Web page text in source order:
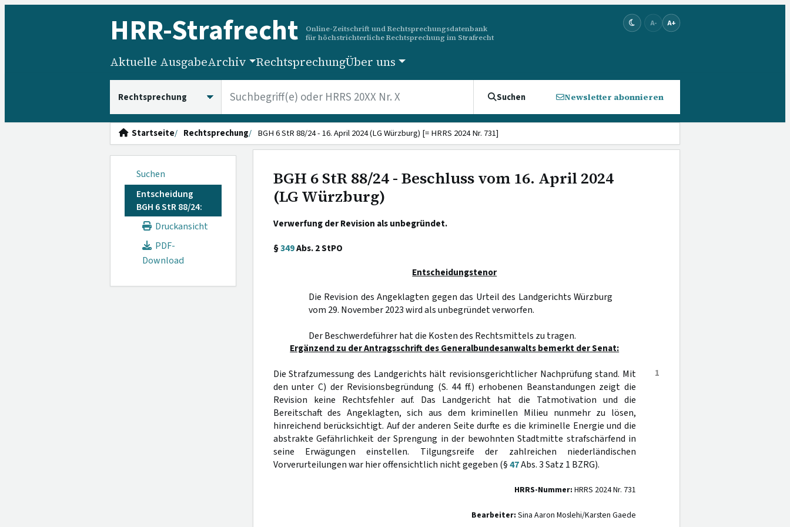
HRR-Strafrecht
Online-Zeitschrift und Rechtsprechungsdatenbank
für höchstrichterliche Rechtsprechung im Strafrecht
A- A+
Aktuelle AusgabeArchiv RechtsprechungÜber uns
Suchen Newsletter abonnieren
Startseite Rechtsprechung BGH 6 StR 88/24 - 16. April 2024 (LG Würzburg) [= HRRS 2024 Nr. 731]
Suchen
Entscheidung
BGH 6 StR 88/24:
Druckansicht
PDF-
Download
BGH 6 StR 88/24 - Beschluss vom 16. April 2024
(LG Würzburg)
Verwerfung der Revision als unbegründet.
§349Abs. 2 StPO
Entscheidungstenor
Die Revision des Angeklagten gegen das Urteil des Landgerichts Würzburg
vom 29. November 2023 wird als unbegründet verworfen.
Der Beschwerdeführer hat die Kosten des Rechtsmittels zu tragen.
Ergänzend zu der Antragsschrift des Generalbundesanwalts bemerkt der Senat:
1
Die Strafzumessung des Landgerichts hält revisionsgerichtlicher Nachprüfung stand. Mit
den unter C) der Revisionsbegründung (S. 44 ff.) erhobenen Beanstandungen zeigt die
Revision keine Rechtsfehler auf. Das Landgericht hat die Tatmotivation und die
Bereitschaft des Angeklagten, sich aus dem kriminellen Milieu nunmehr zu lösen,
hinreichend berücksichtigt. Auf der anderen Seite durfte es die kriminelle Energie und die
abstrakte Gefährlichkeit der Sprengung in der bewohnten Stadtmitte strafschärfend in
seine Erwägungen einstellen. Tilgungsreife der zahlreichen niederländischen
Vorverurteilungen war hier offensichtlich nicht gegeben (§47Abs. 3 Satz 1 BZRG).
HRRS-Nummer: HRRS 2024 Nr. 731
Bearbeiter: Sina Aaron Moslehi/Karsten Gaede